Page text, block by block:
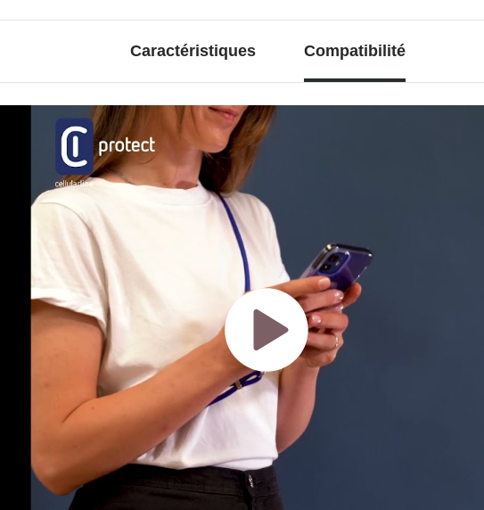
Caractéristiques Compatibilité